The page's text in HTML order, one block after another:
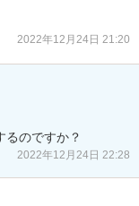
2022年12月24日 21:20
るのですか？
2022年12月24日 22:28